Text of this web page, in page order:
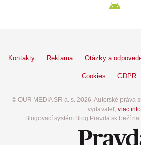
Kontakty Reklama Otázky a
Cookies GDPR
© OUR MEDIA SR a. s. 2026. Autorské práva
vydavateľ, viac info.
Blogovací systém Blog.Pravda.sk beží